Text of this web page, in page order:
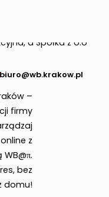
biuro@wb.krakow.pl
–
firmy
z
bez
domu!